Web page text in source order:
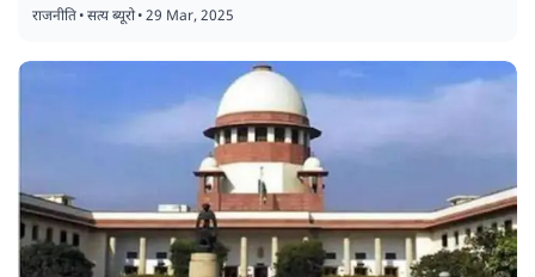
राजनीति•सत्य ब्यूरो•29 Mar, 2025